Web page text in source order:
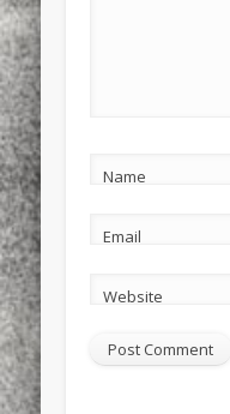
Name
Email
Website